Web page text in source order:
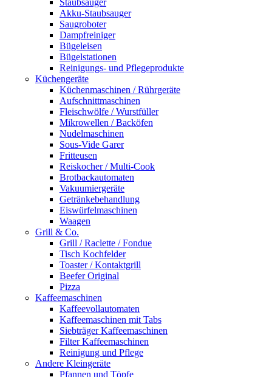
Akku-Staubsauger
Saugroboter
Dampfreiniger
Bügeleisen
Bügelstationen
Reinigungs- und Pflegeprodukte
Küchengeräte
Küchenmaschinen / Rührgeräte
Aufschnittmaschinen
Fleischwölfe / Wurstfüller
Mikrowellen / Backöfen
Nudelmaschinen
Sous-Vide Garer
Fritteusen
Reiskocher / Multi-Cook
Brotbackautomaten
Vakuumiergeräte
Getränkebehandlung
Eiswürfelmaschinen
Waagen
Grill & Co.
Grill / Raclette / Fondue
Tisch Kochfelder
Toaster / Kontaktgrill
Beefer Original
Pizza
Kaffeemaschinen
Kaffeevollautomaten
Kaffeemaschinen mit Tabs
Siebträger Kaffeemaschinen
Filter Kaffeemaschinen
Reinigung und Pflege
Andere Kleingeräte
Pfannen und Töpfe